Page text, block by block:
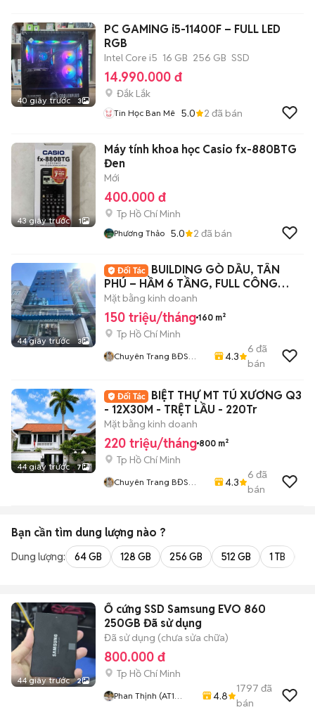
40 giây trước 3
PC GAMING i5-11400F – FULL LED
RGB
Intel Core i5 16 GB 256 GB SSD
14.990.000 đ
Đắk Lắk
Tin Học Ban Mê 5.0 2 đã bán
43 giây trước 1
Máy tính khoa học Casio fx-880BTG
Đen
Mới
400.000 đ
Tp Hồ Chí Minh
Phương Thảo 5.0 2 đã bán
44 giây trước 3
BUILDING GÒ DẦU, TÂN
PHÚ – HẦM 6 TẦNG, FULL CÔNG
NĂNG
Mặt bằng kinh doanh
150 triệu/tháng 160 m²
Tp Hồ Chí Minh
Chuyên Trang BĐS
4.3
6 đã
bán
44 giây trước 7
BIỆT THỰ MT TÚ XƯƠNG Q3
- 12X30M - TRỆT LẦU - 220Tr
Mặt bằng kinh doanh
220 triệu/tháng 800 m²
Tp Hồ Chí Minh
Chuyên Trang BĐS
4.3
6 đã
bán
Bạn cần tìm dung lượng nào ?
Dung lượng: 64 GB 128 GB 256 GB 512 GB 1 TB
44 giây trước 2
Ổ cứng SSD Samsung EVO 860
250GB Đã sử dụng
Đã sử dụng (chưa sửa chữa)
800.000 đ
Tp Hồ Chí Minh
Phan Thịnh (AT1
4.8
1797 đã
bán